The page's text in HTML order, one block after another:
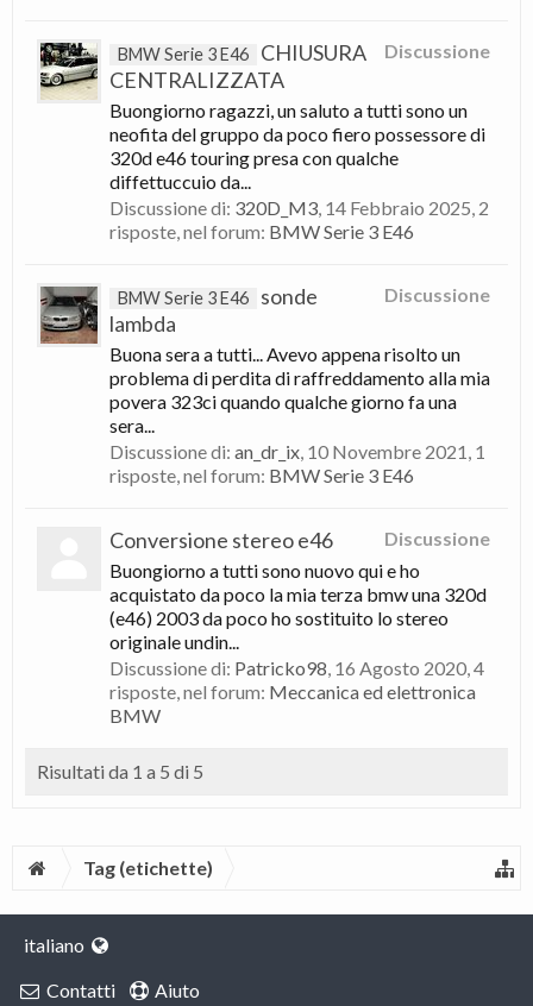
Discussione
BMW Serie 3 E46
CHIUSURA
CENTRALIZZATA
Buongiorno ragazzi, un saluto a tutti sono un
neofita del gruppo da poco fiero possessore di
320d e46 touring presa con qualche
diffettuccuio da...
Discussione di: 320D_M3, 14 Febbraio 2025, 2
risposte, nel forum: BMW Serie 3 E46
Discussione
BMW Serie 3 E46
sonde
lambda
Buona sera a tutti... Avevo appena risolto un
problema di perdita di raffreddamento alla mia
povera 323ci quando qualche giorno fa una
sera...
Discussione di: an_dr_ix, 10 Novembre 2021, 1
risposte, nel forum: BMW Serie 3 E46
Discussione
Conversione stereo e46
Buongiorno a tutti sono nuovo qui e ho
acquistato da poco la mia terza bmw una 320d
(e46) 2003 da poco ho sostituito lo stereo
originale undin...
Discussione di: Patricko98, 16 Agosto 2020, 4
risposte, nel forum: Meccanica ed elettronica
BMW
Risultati da 1 a 5 di 5
Tag (etichette)
italiano
Contatti
Aiuto